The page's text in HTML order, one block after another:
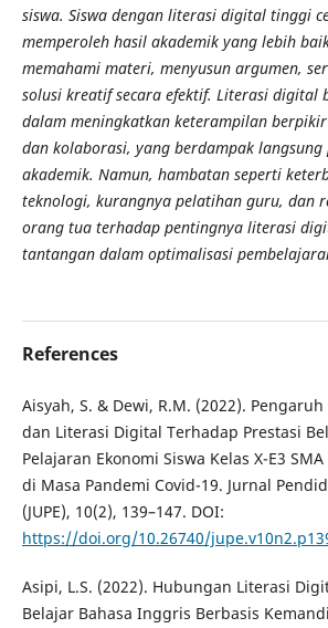
siswa. Siswa dengan literasi digital tinggi
memperoleh hasil akademik yang lebih
memahami materi, menyusun argumen,
solusi kreatif secara efektif. Literasi digital
dalam meningkatkan keterampilan
dan kolaborasi, yang berdampak langsung
akademik. Namun, hambatan seperti
teknologi, kurangnya pelatihan guru, dan
orang tua terhadap pentingnya literasi
tantangan dalam optimalisasi
References
Aisyah, S. & Dewi, R.M. (2022).
dan Literasi Digital Terhadap Prestasi
Pelajaran Ekonomi Siswa Kelas X-E3
di Masa Pandemi Covid-19. Jurnal
(JUPE), 10(2), 139–147. DOI:
https://doi.org/10.26740/
Asipi, L.S. (2022). Hubungan Literasi
Belajar Bahasa Inggris Berbasis